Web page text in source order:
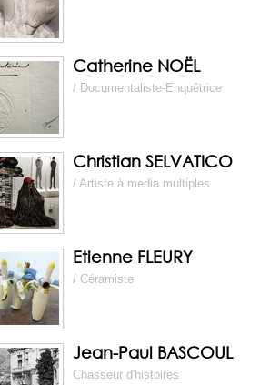
Catherine NOËL
/ Documentaliste-Enquêtrice
Christian SELVATICO
/ Artiste à media multiples
Etienne FLEURY
/ Céramiste
Jean-Paul BASCOUL
Chasseur d'histoires